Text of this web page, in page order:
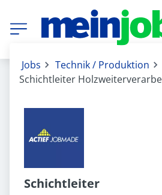
Jobs
Technik / Produktion
Schichtleiter
Schichtleiter